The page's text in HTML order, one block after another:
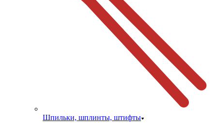
Шпильки, шплинты, штифты